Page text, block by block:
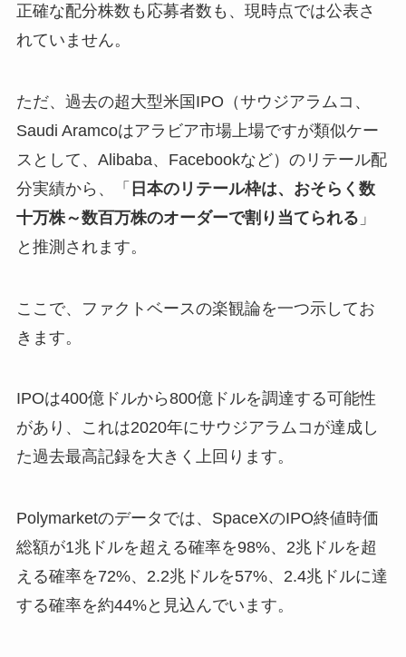
正確な配分株数も応募者数も、現時点では公表さ
れていません。
ただ、過去の超大型米国IPO（サウジアラムコ、
Saudi Aramcoはアラビア市場上場ですが類似ケー
スとして、Alibaba、Facebookなど）のリテール配
分実績から、「 日本のリテール枠は、おそらく数
十万株～数百万株のオーダーで割り当てられる 」
と推測されます。
ここで、ファクトベースの楽観論を一つ示してお
きます。
IPOは400億ドルから800億ドルを調達する可能性
があり、これは2020年にサウジアラムコが達成し
た過去最高記録を大きく上回ります。
Polymarketのデータでは、SpaceXのIPO終値時価
総額が1兆ドルを超える確率を98%、2兆ドルを超
える確率を72%、2.2兆ドルを57%、2.4兆ドルに達
する確率を約44%と見込んでいます。